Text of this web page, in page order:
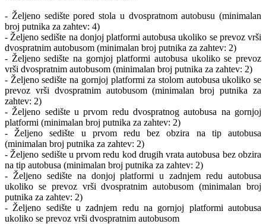
- Željeno sedište pored stola u dvospratnom autobusu (minimalan
broj putnika za zahtev: 4)
- Željeno sedište na donjoj platformi autobusa ukoliko se prevoz vrši
dvospratnim autobusom (minimalan broj putnika za zahtev: 2)
- Željeno sedište na gornjoj platformi autobusa ukoliko se prevoz
vrši dvospratnim autobusom (minimalan broj putnika za zahtev: 2)
- Željeno sedište na gornjoj platformi za stolom autobusa ukoliko se
prevoz vrši dvospratnim autobusom (minimalan broj putnika za
zahtev: 2)
- Željeno sedište u prvom redu dvospratnog autobusa na gornjoj
platformi (minimalan broj putnika za zahtev: 2)
- Željeno sedište u prvom redu bez obzira na tip autobusa
(minimalan broj putnika za zahtev: 2)
- Željeno sedište u prvom redu kod drugih vrata autobusa bez obzira
na tip autobusa (minimalan broj putnika za zahtev: 2)
- Željeno sedište na donjoj platformi u zadnjem redu autobusa
ukoliko se prevoz vrši dvospratnim autobusom (minimalan broj
putnika za zahtev: 2)
- Željeno sedište u zadnjem redu na gornjoj platformi autobusa
ukoliko se prevoz vrši dvospratnim autobusom